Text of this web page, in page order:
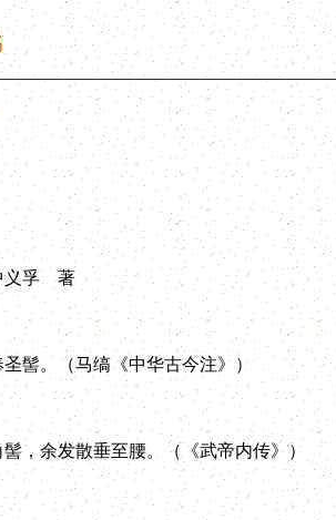
义孚 著
。（马缟《中华古今注》）
余发散垂至腰。（《武帝内传》）